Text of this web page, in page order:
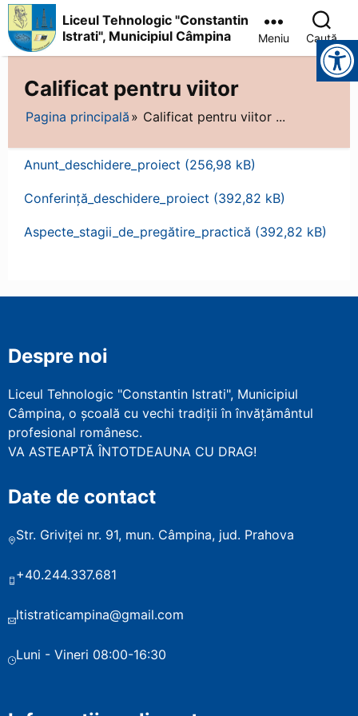
Liceul
"Constantin
Municipiul
Liceul Tehnologic "Constantin
Istrati", Municipiul Câmpina
Meniu Caută
Instrumente pentru accesibilitate
Calificat pentru viitor
Pagina principală Calificat pentru viitor ...
Anunt_deschidere_proiect
Conferință_deschidere_proiect
Aspecte_stagii_de_pregătire_practică
Despre noi
Liceul Tehnologic "Constantin Istrati", Municipiul
Câmpina, o școală cu vechi tradiții în învățământul
profesional românesc.
VA ASTEAPTĂ ÎNTOTDEAUNA CU DRAG!
Date de contact
Str. Griviței nr. 91, mun. Câmpina, jud. Prahova
+40.244.337.681
ltistraticampina@gmail.com
Luni - Vineri 08:00-16:30